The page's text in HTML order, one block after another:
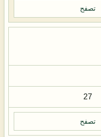
تصفح
27
تصفح